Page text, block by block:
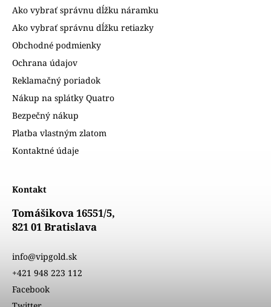
Ako vybrať správnu dĺžku náramku
Ako vybrať správnu dĺžku retiazky
Obchodné podmienky
Ochrana údajov
Reklamačný poriadok
Nákup na splátky Quatro
Bezpečný nákup
Platba vlastným zlatom
Kontaktné údaje
Kontakt
Tomášikova 16551/5,
821 01 Bratislava
info@vipgold.sk
+421 948 223 112
Facebook